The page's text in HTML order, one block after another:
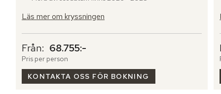
Läs mer om kryssningen
Från: 68.755:-
Pris per person
KONTAKTA OSS FÖR BOKNING